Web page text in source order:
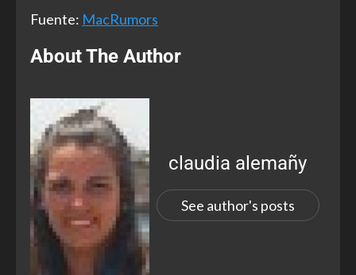
Fuente: MacRumors
About The Author
claudia alemañy
See author's posts